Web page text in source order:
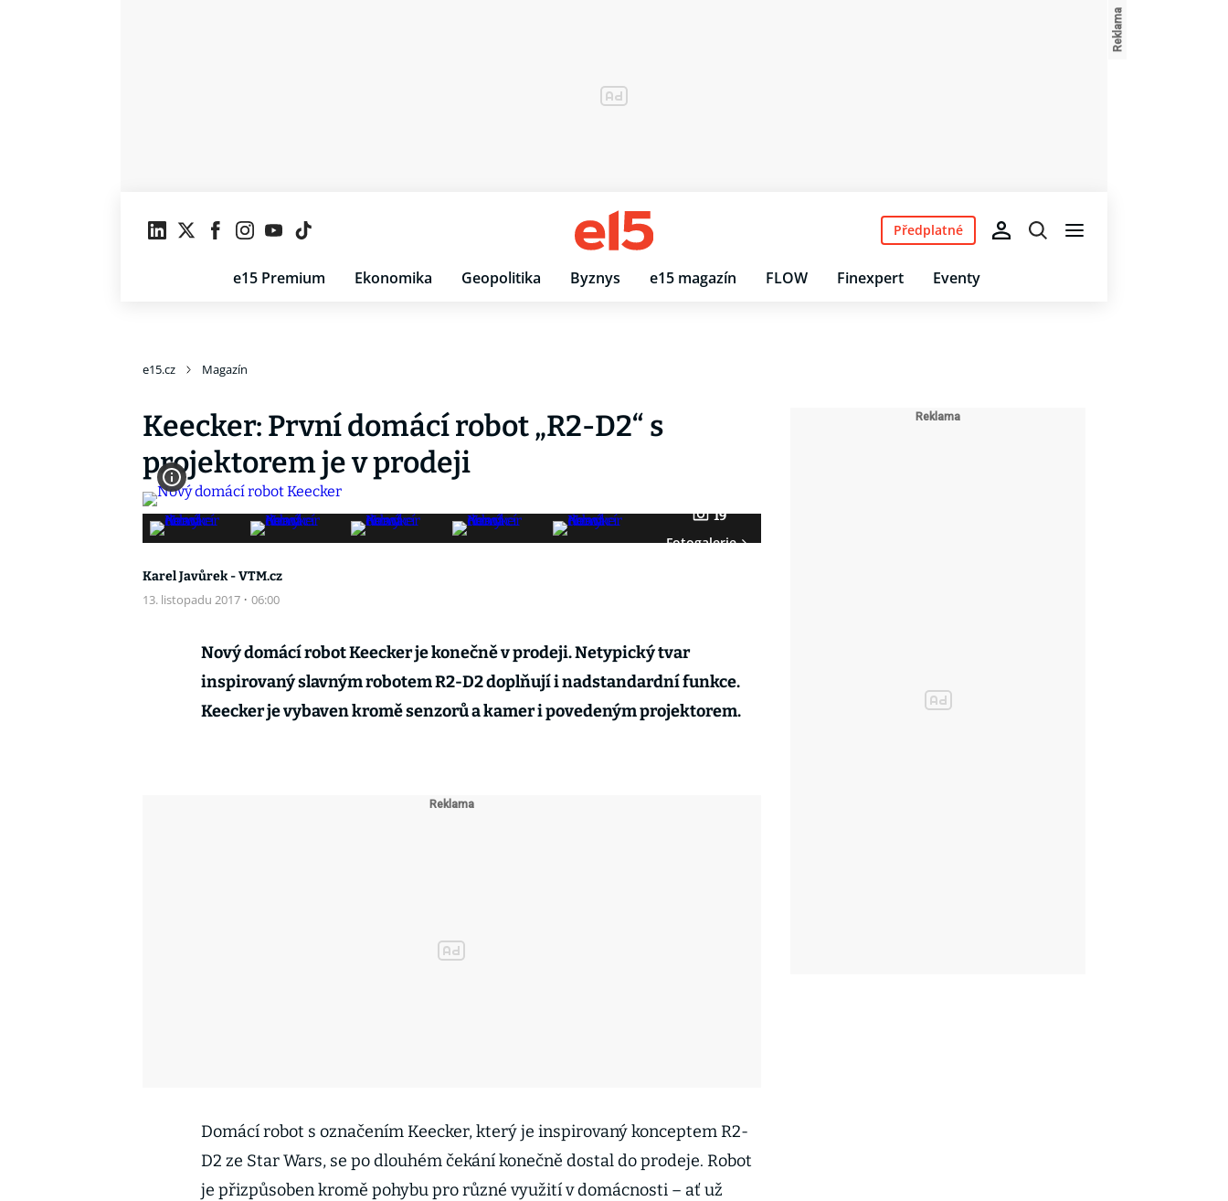
e15 Premium Ekonomika Geopolitika Byznys e15 magazín FLOW Finexpert Eventy
Předplatné
e15.cz Magazín
Keecker: První domácí robot „R2-D2“ s
projektorem je v prodeji
19
Fotogalerie
Karel Javůrek - VTM.cz
13. listopadu 2017 · 06:00
Nový domácí robot Keecker je konečně v prodeji. Netypický tvar
inspirovaný slavným robotem R2-D2 doplňují i nadstandardní funkce.
Keecker je vybaven kromě senzorů a kamer i povedeným projektorem.
Domácí robot s označením Keecker, který je inspirovaný konceptem R2-
D2 ze Star Wars, se po dlouhém čekání konečně dostal do prodeje. Robot
je přizpůsoben kromě pohybu pro různé využití v domácnosti – ať už